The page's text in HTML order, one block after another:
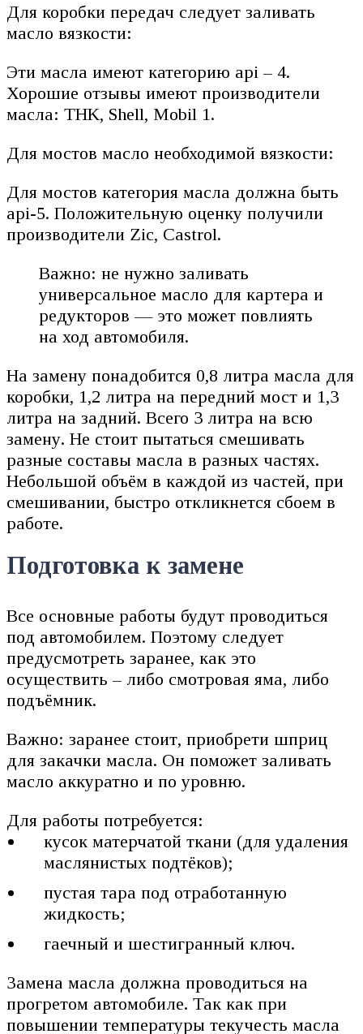
Для коробки передач следует заливать
масло вязкости:
Эти масла имеют категорию api – 4.
Хорошие отзывы имеют производители
масла: THK, Shell, Mobil 1.
Для мостов масло необходимой вязкости:
Для мостов категория масла должна быть
api-5. Положительную оценку получили
производители Zic, Castrol.
Важно: не нужно заливать
универсальное масло для картера и
редукторов — это может повлиять
на ход автомобиля.
На замену понадобится 0,8 литра масла для
коробки, 1,2 литра на передний мост и 1,3
литра на задний. Всего 3 литра на всю
замену. Не стоит пытаться смешивать
разные составы масла в разных частях.
Небольшой объём в каждой из частей, при
смешивании, быстро откликнется сбоем в
работе.
Подготовка к замене
Все основные работы будут проводиться
под автомобилем. Поэтому следует
предусмотреть заранее, как это
осуществить – либо смотровая яма, либо
подъёмник.
Важно: заранее стоит, приобрети шприц
для закачки масла. Он поможет заливать
масло аккуратно и по уровню.
Для работы потребуется:
кусок матерчатой ткани (для удаления
маслянистых подтёков);
пустая тара под отработанную
жидкость;
гаечный и шестигранный ключ.
Замена масла должна проводиться на
прогретом автомобиле. Так как при
повышении температуры текучесть масла